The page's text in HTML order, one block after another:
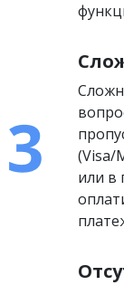
(Visa/
или в